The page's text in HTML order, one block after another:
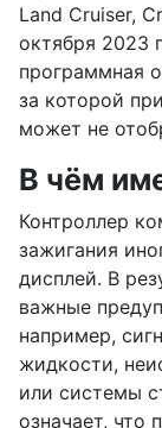
Land Cruiser,
октября 2023
программная
за которой
может не
В чём
Контроллер
зажигания
дисплей. В
важные
например,
жидкости,
или системы
означает, что